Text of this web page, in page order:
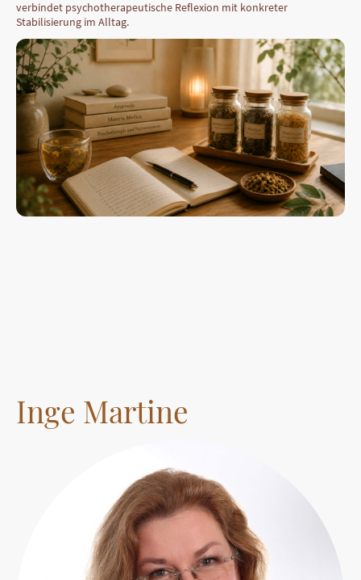
verbindet psychotherapeutische Reflexion mit konkreter
Stabilisierung im Alltag.
Inge Martine